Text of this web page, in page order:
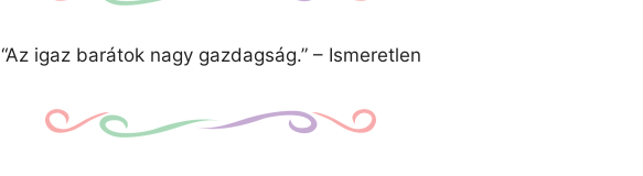
“Az igaz barátok nagy gazdagság.” – Ismeretlen